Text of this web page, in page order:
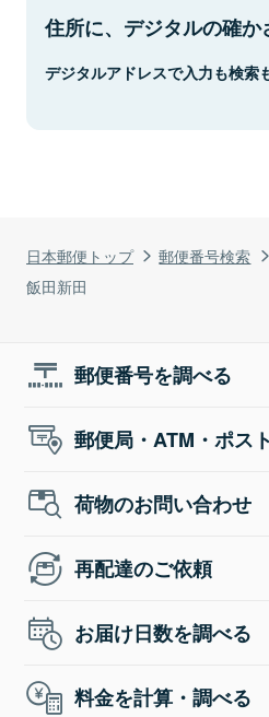
日本郵便トップ 郵便番号検索
飯田新田
住所に、デジタルの確か
デジタルアドレスで入力も検索
郵便番号を調べる
郵便局・ATM・ポス
荷物のお問い合わせ
再配達のご依頼
お届け日数を調べる
料金を計算・調べる